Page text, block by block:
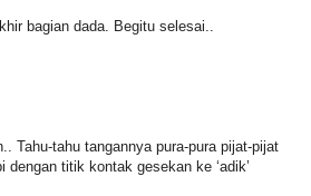
bagian dada. Begitu selesai..
Tahu-tahu tangannya pura-pura pijat-pijat
dengan titik kontak gesekan ke ‘adik’